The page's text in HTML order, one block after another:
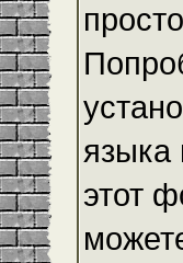
языка
этот